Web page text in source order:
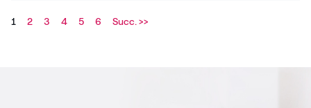
1 2 3 4 5 6 Succ. >>